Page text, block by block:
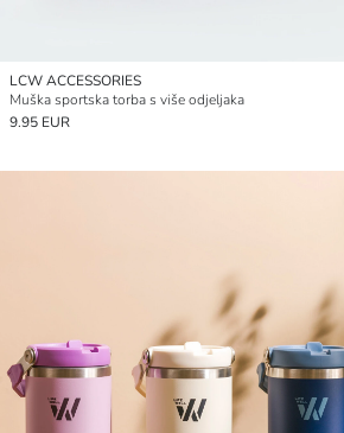
LCW ACCESSORIES
Muška sportska torba s više odjeljaka
9.95 EUR